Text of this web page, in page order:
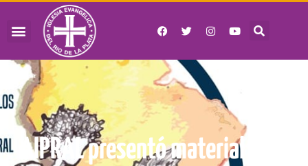
AIPRAL presentó material para